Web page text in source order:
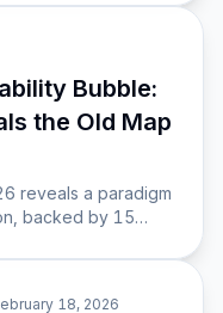
Bubble:
the Old Map
reveals a paradigm
backed by 15
18, 2026